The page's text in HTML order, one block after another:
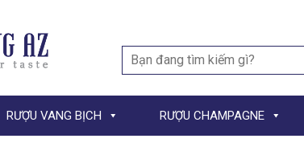
Search
for:
RƯỢU VANG BỊCH RƯỢU CHAMPAGNE